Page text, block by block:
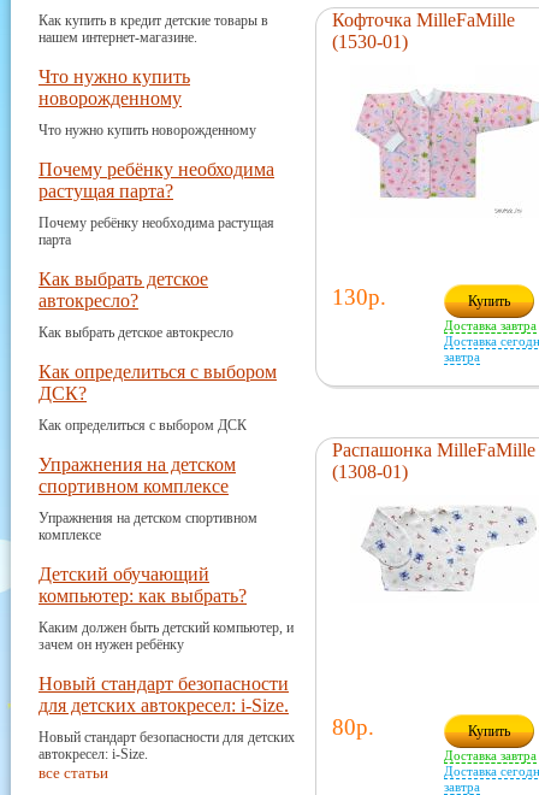
Как купить в кредит детские товары в
нашем интернет-магазине.
Что нужно купить
новорожденному
Что нужно купить новорожденному
Почему ребёнку необходима
растущая парта?
Почему ребёнку необходима растущая
парта
Как выбрать детское
автокресло?
Как выбрать детское автокресло
Как определиться с выбором
ДСК?
Как определиться с выбором ДСК
Упражнения на детском
спортивном комплексе
Упражнения на детском спортивном
комплексе
Детский обучающий
компьютер: как выбрать?
Каким должен быть детский компьютер, и
зачем он нужен ребёнку
Новый стандарт безопасности
для детских автокресел: i-Size.
Новый стандарт безопасности для детских
автокресел: i-Size.
все статьи
Кофточка MilleFaMille
(1530-01)
130р. Купить
Доставка завтра
Доставка
завтра
Распашонка MilleFaMille
(1308-01)
80р. Купить
Доставка завтра
Доставка
завтра